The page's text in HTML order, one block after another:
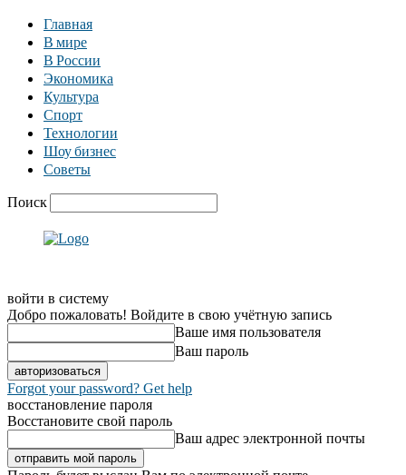
Главная
В мире
В России
Экономика
Культура
Спорт
Технологии
Шоу бизнес
Советы
Поиск
войти в систему
Добро пожаловать! Войдите в свою учётную запись
Ваше имя пользователя
Ваш пароль
Forgot your password? Get help
восстановление пароля
Восстановите свой пароль
Ваш адрес электронной почты